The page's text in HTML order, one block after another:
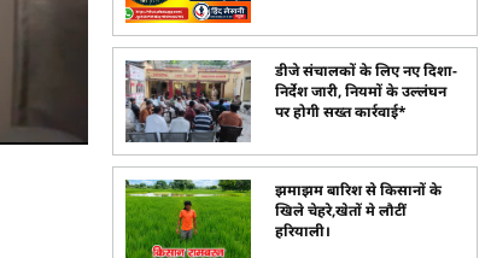
डीजे संचालकों के लिए नए दिशा-
निर्देश जारी, नियमों के उल्लंघन
पर होगी सख्त कार्रवाई*
झमाझम बारिश से किसानों के
खिले चेहरे,खेतों मे लौटीं
हरियाली।